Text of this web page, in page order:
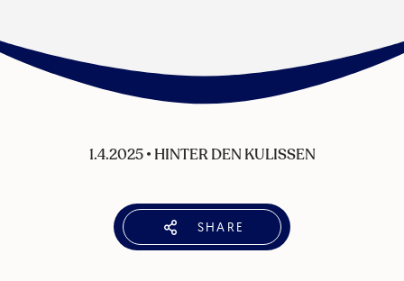
1.4.2025• HINTER DEN KULISSEN
SHARE